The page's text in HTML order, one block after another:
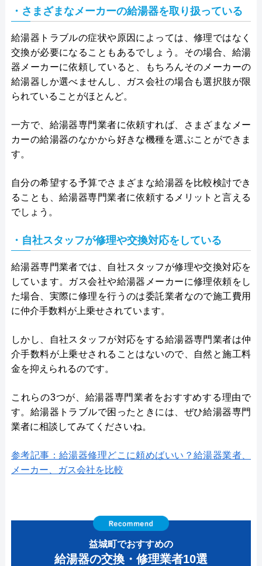
・さまざまなメーカーの給湯器を取り扱っている
給湯器トラブルの症状や原因によっては、修理ではなく
交換が必要になることもあるでしょう。その場合、給湯
器メーカーに依頼していると、もちろんそのメーカーの
給湯器しか選べませんし、ガス会社の場合も選択肢が限
られていることがほとんど。
一方で、給湯器専門業者に依頼すれば、さまざまなメー
カーの給湯器のなかから好きな機種を選ぶことができま
す。
自分の希望する予算でさまざまな給湯器を比較検討でき
ることも、給湯器専門業者に依頼するメリットと言える
でしょう。
・自社スタッフが修理や交換対応をしている
給湯器専門業者では、自社スタッフが修理や交換対応を
しています。ガス会社や給湯器メーカーに修理依頼をし
た場合、実際に修理を行うのは委託業者なので施工費用
に仲介手数料が上乗せされています。
しかし、自社スタッフが対応をする給湯器専門業者は仲
介手数料が上乗せされることはないので、自然と施工料
金を抑えられるのです。
これらの3つが、給湯器専門業者をおすすめする理由で
す。給湯器トラブルで困ったときには、ぜひ給湯器専門
業者に相談してみてくださいね。
参考記事：給湯器修理どこに頼めばいい？給湯器業者、
メーカー、ガス会社を比較
益城町でおすすめの
給湯器の交換・修理業者10選